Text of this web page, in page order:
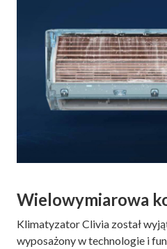
Wielowymiarowa
Klimatyzator Clivia został
wyposażony w technologie i